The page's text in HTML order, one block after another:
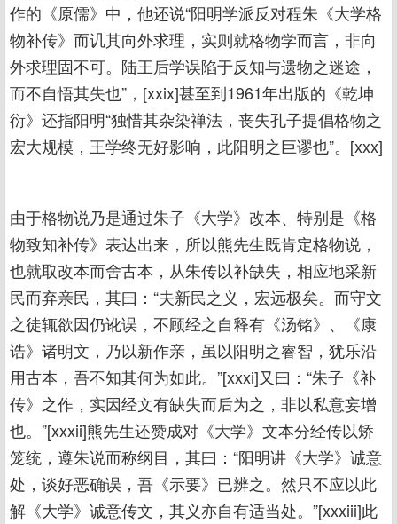
作的《原儒》中，他还说“阳明学派反对程朱《大学格
物补传》而讥其向外求理，实则就格物学而言，非向
外求理固不可。陆王后学误陷于反知与遗物之迷途，
而不自悟其失也”，[xxix]甚至到1961年出版的《乾坤
衍》还指阳明“独惜其杂染禅法，丧失孔子提倡格物之
宏大规模，王学终无好影响，此阳明之巨谬也”。[xxx]
由于格物说乃是通过朱子《大学》改本、特别是《格
物致知补传》表达出来，所以熊先生既肯定格物说，
也就取改本而舍古本，从朱传以补缺失，相应地采新
民而弃亲民，其曰：“夫新民之义，宏远极矣。而守文
之徒辄欲因仍讹误，不顾经之自释有《汤铭》、《康
诰》诸明文，乃以新作亲，虽以阳明之睿智，犹乐沿
用古本，吾不知其何为如此。”[xxxi]又曰：“朱子《补
传》之作，实因经文有缺失而后为之，非以私意妄增
也。”[xxxii]熊先生还赞成对《大学》文本分经传以矫
笼统，遵朱说而称纲目，其曰：“阳明讲《大学》诚意
处，谈好恶确误，吾《示要》已辨之。然只不应以此
解《大学》诚意传文，其义亦自有适当处。”[xxxiii]此